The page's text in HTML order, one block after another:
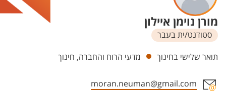
מורן נוימן איילון
סטודנט/ית בעבר
יחידות
תואר שלישי בחינוך מדעי הרוח והחברה, חינוך
moran.neuman@gmail.com